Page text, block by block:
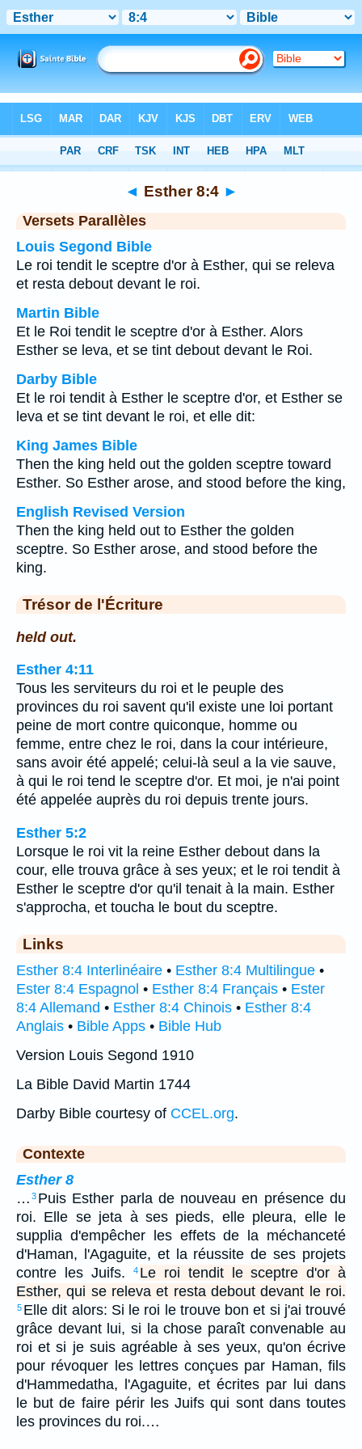
Chapitre 8> Verset 4
◄ Esther 8:4 ►
Versets Parallèles
Louis Segond Bible
Le roi tendit le sceptre d'or à Esther, qui se releva
et resta debout devant le roi.
Martin Bible
Et le Roi tendit le sceptre d'or à Esther. Alors
Esther se leva, et se tint debout devant le Roi.
Darby Bible
Et le roi tendit à Esther le sceptre d'or, et Esther se
leva et se tint devant le roi, et elle dit:
King James Bible
Then the king held out the golden sceptre toward
Esther. So Esther arose, and stood before the king,
English Revised Version
Then the king held out to Esther the golden
sceptre. So Esther arose, and stood before the
king.
Trésor de l'Écriture
held out.
Esther 4:11
Tous les serviteurs du roi et le peuple des
provinces du roi savent qu'il existe une loi portant
peine de mort contre quiconque, homme ou
femme, entre chez le roi, dans la cour intérieure,
sans avoir été appelé; celui-là seul a la vie sauve,
à qui le roi tend le sceptre d'or. Et moi, je n'ai point
été appelée auprès du roi depuis trente jours.
Esther 5:2
Lorsque le roi vit la reine Esther debout dans la
cour, elle trouva grâce à ses yeux; et le roi tendit à
Esther le sceptre d'or qu'il tenait à la main. Esther
s'approcha, et toucha le bout du sceptre.
Links
Esther 8:4 Interlinéaire • Esther 8:4 Multilingue •
Ester 8:4 Espagnol • Esther 8:4 Français • Ester
8:4 Allemand • Esther 8:4 Chinois • Esther 8:4
Anglais • Bible Apps • Bible Hub
Version Louis Segond 1910
La Bible David Martin 1744
Darby Bible courtesy of CCEL.org.
Contexte
Esther 8
… 3 Puis Esther parla de nouveau en présence du
roi. Elle se jeta à ses pieds, elle pleura, elle le
supplia d'empêcher les effets de la méchanceté
d'Haman, l'Agaguite, et la réussite de ses projets
contre les Juifs.
4 Le roi tendit le sceptre d'or à
Esther, qui se releva et resta debout devant le roi.
5 Elle dit alors: Si le roi le trouve bon et si j'ai trouvé
grâce devant lui, si la chose paraît convenable au
roi et si je suis agréable à ses yeux, qu'on écrive
pour révoquer les lettres conçues par Haman, fils
d'Hammedatha, l'Agaguite, et écrites par lui dans
le but de faire périr les Juifs qui sont dans toutes
les provinces du roi.…